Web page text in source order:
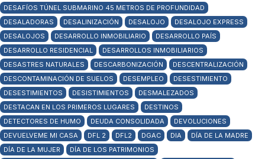
DESAFÍOS TÚNEL SUBMARINO 45 METROS DE PROFUNDIDAD
DESALADORAS
DESALINIZACIÓN DESALOJO
DESALOJO EXPRESS
DESALOJOS
DESARROLLO INMOBILIARIO
DESARROLLO PAÍS
DESARROLLO RESIDENCIAL
DESARROLLOS INMOBILIARIOS
DESASTRES NATURALES
DESCARBONIZACIÓN
DESCENTRALIZACIÓN
DESCONTAMINACIÓN DE SUELOS
DESEMPLEO
DESESTIMIENTO
DESESTIMIENTOS
DESISTIMIENTOS
DESMALEZADOS
DESTACAN EN LOS PRIMEROS LUGARES
DESTINOS
DETECTORES DE HUMO
DEUDA CONSOLIDADA
DEVOLUCIONES
DEVUELVEME MI CASA
DFL 2 DFL2 DGAC DIA
DÍA DE LA MADRE
DÍA DE LA MUJER
DÍA DE LOS PATRIMONIOS